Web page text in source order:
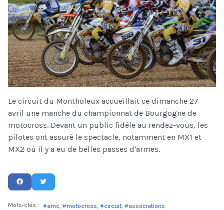
Le circuit du Montholeux accueillait ce dimanche 27
avril une manche du championnat de Bourgogne de
motocross. Devant un public fidèle au rendez-vous, les
pilotes ont assuré le spectacle, notamment en MX1 et
MX2 où il y a eu de belles passes d'armes.
Mots-clés : amc motocross circuit associations